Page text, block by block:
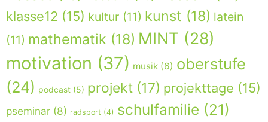
klasse12 (15) kultur (11) kunst (18) latein
(11) mathematik (18) MINT (28)
motivation (37) musik (6) oberstufe
(24) podcast (5) projekt (17) projekttage (15)
pseminar (8) radsport (4) schulfamilie (21)